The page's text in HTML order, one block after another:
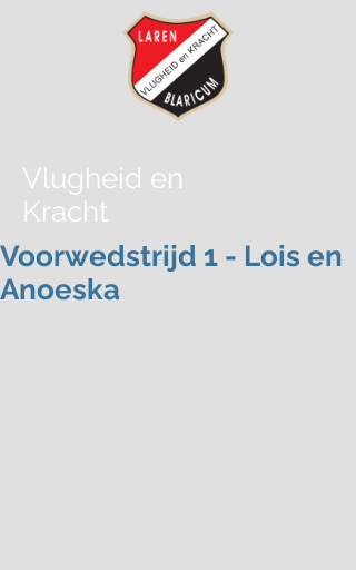
Vlugheid en
Kracht
Voorwedstrijd 1 - Lois en
Anoeska